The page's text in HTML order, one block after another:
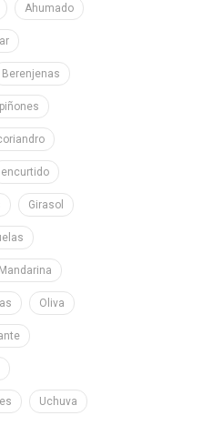
Ahumado
Berenjenas
encurtido
Girasol
Mandarina
Oliva
Uchuva